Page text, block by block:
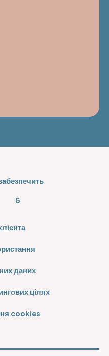
&
даних
цілях
cookies